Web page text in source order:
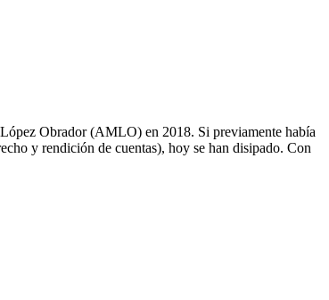
Obrador (AMLO) en 2018. Si previamente había
y rendición de cuentas), hoy se han disipado. Con